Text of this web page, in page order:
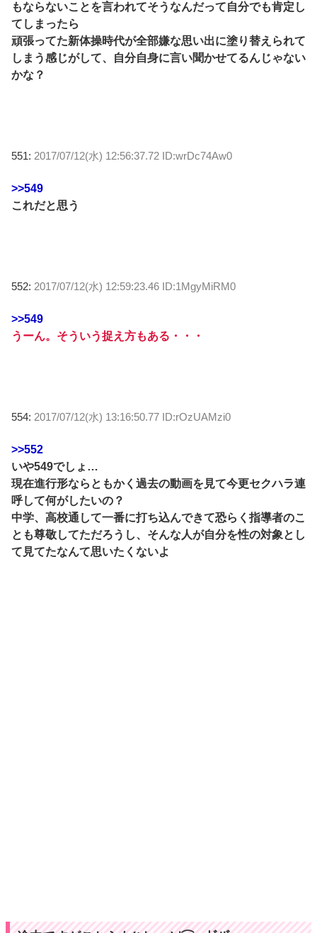
もならないことを言われてそうなんだって自分でも肯定し
てしまったら
頑張ってた新体操時代が全部嫌な思い出に塗り替えられて
しまう感じがして、自分自身に言い聞かせてるんじゃない
かな？
551: 2017/07/12(水) 12:56:37.72 ID:wrDc74Aw0
>>549
これだと思う
552: 2017/07/12(水) 12:59:23.46 ID:1MgyMiRM0
>>549
うーん。そういう捉え方もある・・・
554: 2017/07/12(水) 13:16:50.77 ID:rOzUAMzi0
>>552
いや549でしょ…
現在進行形ならともかく過去の動画を見て今更セクハラ連
呼して何がしたいの？
中学、高校通して一番に打ち込んできて恐らく指導者のこ
とも尊敬してただろうし、そんな人が自分を性の対象とし
て見てたなんて思いたくないよ